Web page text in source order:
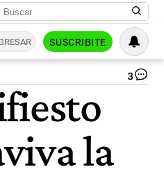
SUSCRIBITE
3
la